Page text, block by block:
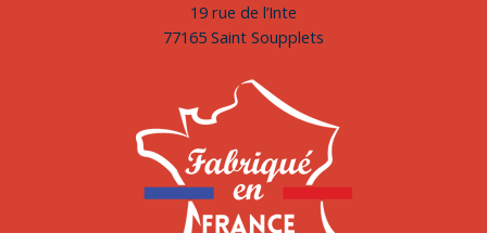
19 rue de l’Inte
77165 Saint Soupplets